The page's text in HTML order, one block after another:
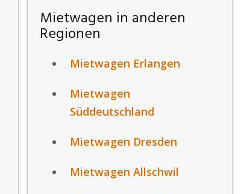
Mietwagen in anderen
Regionen
Mietwagen Erlangen
Mietwagen
Süddeutschland
Mietwagen Dresden
Mietwagen Allschwil